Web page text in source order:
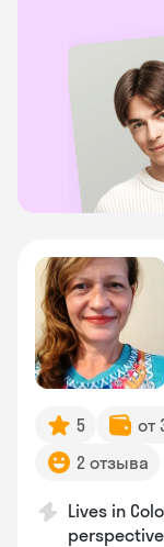
5 от
2 отзыва
Lives in
perspective